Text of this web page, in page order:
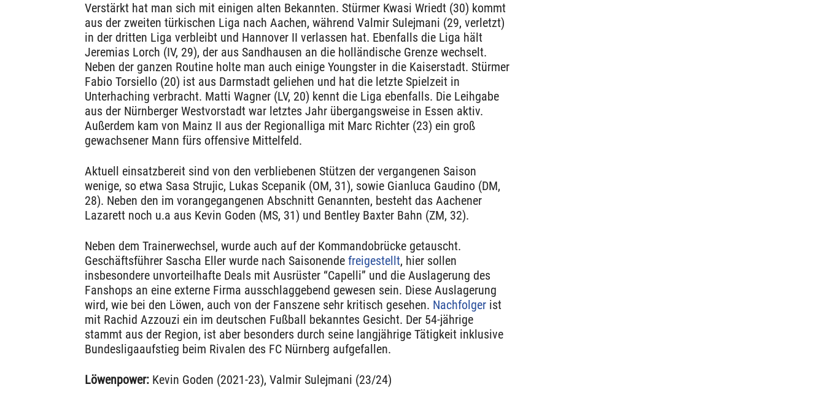
Verstärkt hat man sich mit einigen alten Bekannten. Stürmer Kwasi Wriedt (30) kommt
aus der zweiten türkischen Liga nach Aachen, während Valmir Sulejmani (29, verletzt)
in der dritten Liga verbleibt und Hannover II verlassen hat. Ebenfalls die Liga hält
Jeremias Lorch (IV, 29), der aus Sandhausen an die holländische Grenze wechselt.
Neben der ganzen Routine holte man auch einige Youngster in die Kaiserstadt. Stürmer
Fabio Torsiello (20) ist aus Darmstadt geliehen und hat die letzte Spielzeit in
Unterhaching verbracht. Matti Wagner (LV, 20) kennt die Liga ebenfalls. Die Leihgabe
aus der Nürnberger Westvorstadt war letztes Jahr übergangsweise in Essen aktiv.
Außerdem kam von Mainz II aus der Regionalliga mit Marc Richter (23) ein groß
gewachsener Mann fürs offensive Mittelfeld.
Aktuell einsatzbereit sind von den verbliebenen Stützen der vergangenen Saison
wenige, so etwa Sasa Strujic, Lukas Scepanik (OM, 31), sowie Gianluca Gaudino (DM,
28). Neben den im vorangegangenen Abschnitt Genannten, besteht das Aachener
Lazarett noch u.a aus Kevin Goden (MS, 31) und Bentley Baxter Bahn (ZM, 32).
Neben dem Trainerwechsel, wurde auch auf der Kommandobrücke getauscht.
Geschäftsführer Sascha Eller wurde nach Saisonende freigestellt, hier sollen
insbesondere unvorteilhafte Deals mit Ausrüster “Capelli” und die Auslagerung des
Fanshops an eine externe Firma ausschlaggebend gewesen sein. Diese Auslagerung
wird, wie bei den Löwen, auch von der Fanszene sehr kritisch gesehen. Nachfolger ist
mit Rachid Azzouzi ein im deutschen Fußball bekanntes Gesicht. Der 54-jährige
stammt aus der Region, ist aber besonders durch seine langjährige Tätigkeit inklusive
Bundesligaaufstieg beim Rivalen des FC Nürnberg aufgefallen.
Löwenpower: Kevin Goden (2021-23), Valmir Sulejmani (23/24)